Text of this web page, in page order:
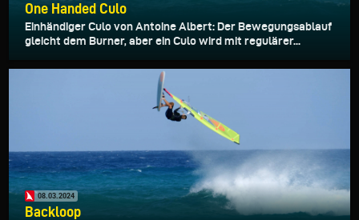
One Handed Culo
Einhändiger Culo von Antoine Albert: Der Bewegungsablauf
gleicht dem Burner, aber ein Culo wird mit regulärer...
08.03.2024
Backloop